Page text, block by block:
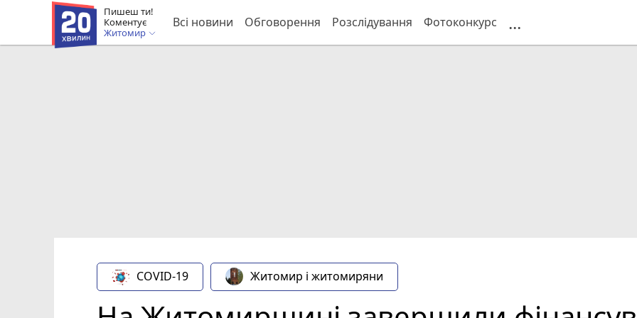
Пишеш ти!
Коментує
Житомир
Всі новини Обговорення Розслідування Фотоконкурс ...
COVID-19 Житомир і житомиряни